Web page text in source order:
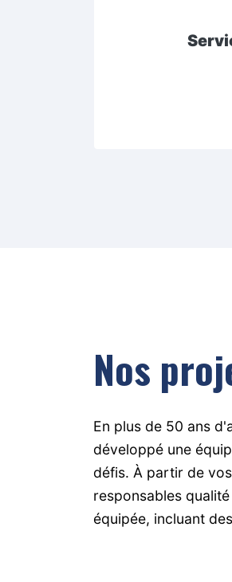
Nos
En plus de 50 ans
développé une
défis. À partir de
responsables
équipée, incluant